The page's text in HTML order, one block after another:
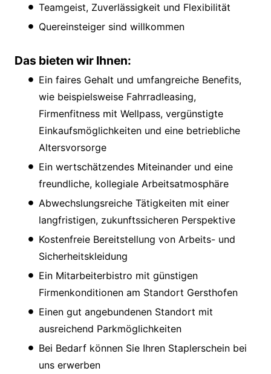
Teamgeist, Zuverlässigkeit und Flexibilität
Quereinsteiger sind willkommen
Das bieten wir Ihnen:
Ein faires Gehalt und umfangreiche Benefits,
wie beispielsweise Fahrradleasing,
Firmenfitness mit Wellpass, vergünstigte
Einkaufsmöglichkeiten und eine betriebliche
Altersvorsorge
Ein wertschätzendes Miteinander und eine
freundliche, kollegiale Arbeitsatmosphäre
Abwechslungsreiche Tätigkeiten mit einer
langfristigen, zukunftssicheren Perspektive
Kostenfreie Bereitstellung von Arbeits- und
Sicherheitskleidung
Ein Mitarbeiterbistro mit günstigen
Firmenkonditionen am Standort Gersthofen
Einen gut angebundenen Standort mit
ausreichend Parkmöglichkeiten
Bei Bedarf können Sie Ihren Staplerschein bei
uns erwerben